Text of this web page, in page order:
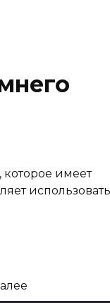
которое имеет